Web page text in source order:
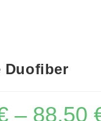
Duofiber
– 88,50